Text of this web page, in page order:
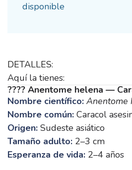
disponible
DETALLES:
Aquí la tienes:
???? Anentome helena —
Nombre científico: Anentome
Nombre común: Caracol
Origen: Sudeste asiático
Tamaño adulto: 2–3 cm
Esperanza de vida: 2–4 años